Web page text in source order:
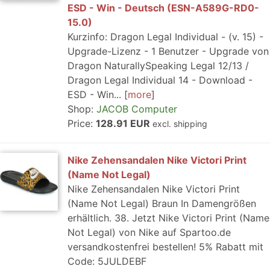
ESD - Win - Deutsch (ESN-A589G-RD0-
15.0)
Kurzinfo: Dragon Legal Individual - (v. 15) -
Upgrade-Lizenz - 1 Benutzer - Upgrade von
Dragon NaturallySpeaking Legal 12/13 /
Dragon Legal Individual 14 - Download -
ESD - Win...
more
Shop: JACOB Computer
Price: 128.91 EUR excl. shipping
Nike Zehensandalen Nike Victori Print
(Name Not Legal)
Nike Zehensandalen Nike Victori Print
(Name Not Legal) Braun In Damengrößen
erhältlich. 38. Jetzt Nike Victori Print (Name
Not Legal) von Nike auf Spartoo.de
versandkostenfrei bestellen! 5% Rabatt mit
Code: 5JULDEBF